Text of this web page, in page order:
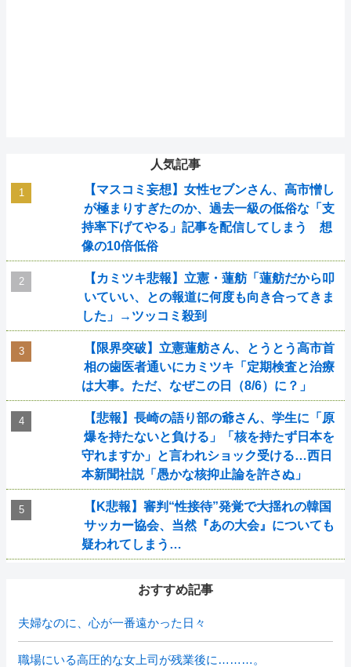
人気記事
【マスコミ妄想】女性セブンさん、高市憎し
が極まりすぎたのか、過去一級の低俗な「支
持率下げてやる」記事を配信してしまう 想
像の10倍低俗
【カミツキ悲報】立憲・蓮舫「蓮舫だから叩
いていい、との報道に何度も向き合ってきま
した」→ツッコミ殺到
【限界突破】立憲蓮舫さん、とうとう高市首
相の歯医者通いにカミツキ「定期検査と治療
は大事。ただ、なぜこの日（8/6）に？」
【悲報】長崎の語り部の爺さん、学生に「原
爆を持たないと負ける」「核を持たず日本を
守れますか」と言われショック受ける…西日
本新聞社説「愚かな核抑止論を許さぬ」
【K悲報】審判“性接待”発覚で大揺れの韓国
サッカー協会、当然『あの大会』についても
疑われてしまう…
おすすめ記事
夫婦なのに、心が一番遠かった日々
職場にいる高圧的な女上司が残業後に………。